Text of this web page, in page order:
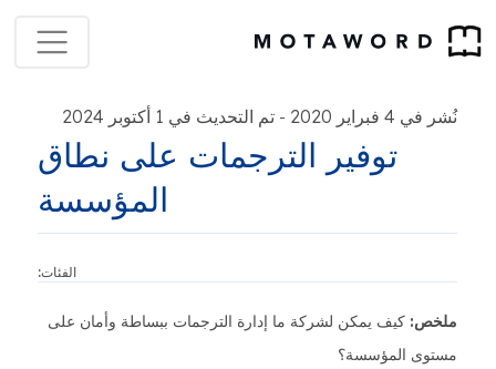
نُشر في 4 فبراير 2020 - تم التحديث في 1 أكتوبر 2024
توفير الترجمات على نطاق
المؤسسة
الفئات:
ملخص: كيف يمكن لشركة ما إدارة الترجمات ببساطة وأمان على
مستوى المؤسسة؟